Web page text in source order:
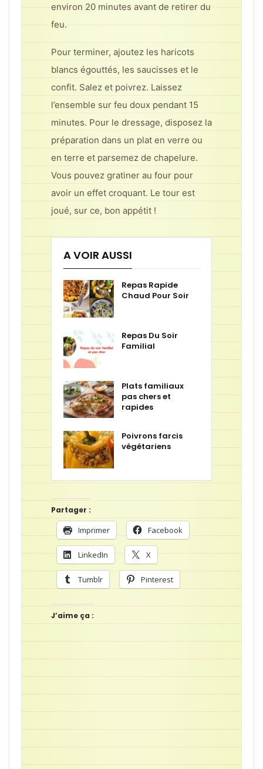
environ 20 minutes avant de retirer du
feu.
Pour terminer, ajoutez les haricots
blancs égouttés, les saucisses et le
confit. Salez et poivrez. Laissez
l’ensemble sur feu doux pendant 15
minutes. Pour le dressage, disposez la
préparation dans un plat en verre ou
en terre et parsemez de chapelure.
Vous pouvez gratiner au four pour
avoir un effet croquant. Le tour est
joué, sur ce, bon appétit !
A VOIR AUSSI
Repas Rapide
Chaud Pour Soir
Repas Du Soir
Familial
Plats familiaux
pas chers et
rapides
Poivrons farcis
végétariens
Partager :
Imprimer Facebook
LinkedIn X
Tumblr Pinterest
J’aime ça :